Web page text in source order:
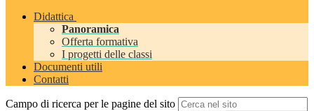
Didattica
Panoramica
Offerta formativa
I progetti delle classi
Documenti utili
Contatti
Campo di ricerca per le pagine del sito